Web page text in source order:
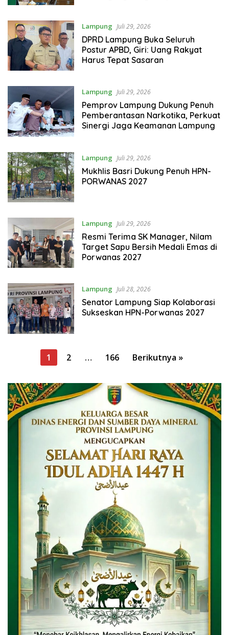
Lampung Juli 29, 2026
DPRD Lampung Buka Seluruh
Postur APBD, Giri: Uang Rakyat
Harus Tepat Sasaran
Lampung Juli 29, 2026
Pemprov Lampung Dukung Penuh
Pemberantasan Narkotika, Perkuat
Sinergi Jaga Keamanan Lampung
Lampung Juli 29, 2026
Mukhlis Basri Dukung Penuh HPN-
PORWANAS 2027
Lampung Juli 29, 2026
Resmi Terima SK Manager, Nilam
Target Sapu Bersih Medali Emas di
Porwanas 2027
Lampung Juli 28, 2026
Senator Lampung Siap Kolaborasi
Sukseskan HPN-Porwanas 2027
Paginasi
1 2 … 166 Berikutnya »